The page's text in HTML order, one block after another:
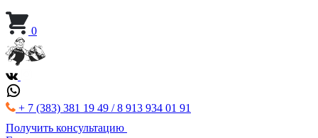
0
+ 7 (383) 381 19 49 / 8 913 934 01 91
Получить консультацию